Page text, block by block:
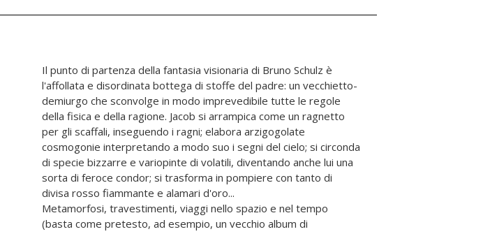
Il punto di partenza della fantasia visionaria di Bruno Schulz è
l'affollata e disordinata bottega di stoffe del padre: un vecchietto-
demiurgo che sconvolge in modo imprevedibile tutte le regole
della fisica e della ragione. Jacob si arrampica come un ragnetto
per gli scaffali, inseguendo i ragni; elabora arzigogolate
cosmogonie interpretando a modo suo i segni del cielo; si circonda
di specie bizzarre e variopinte di volatili, diventando anche lui una
sorta di feroce condor; si trasforma in pompiere con tanto di
divisa rosso fiammante e alamari d'oro...
Metamorfosi, travestimenti, viaggi nello spazio e nel tempo
(basta come pretesto, ad esempio, un vecchio album di